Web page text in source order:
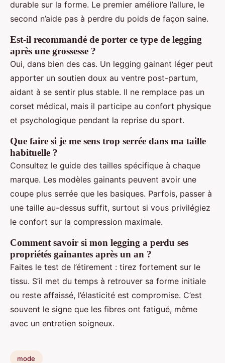
durable sur la forme. Le premier améliore l’allure, le
second n’aide pas à perdre du poids de façon saine.
Est-il recommandé de porter ce type de legging
après une grossesse ?
Oui, dans bien des cas. Un legging gainant léger peut
apporter un soutien doux au ventre post-partum,
aidant à se sentir plus stable. Il ne remplace pas un
corset médical, mais il participe au confort physique
et psychologique pendant la reprise du sport.
Que faire si je me sens trop serrée dans ma taille
habituelle ?
Consultez le guide des tailles spécifique à chaque
marque. Les modèles gainants peuvent avoir une
coupe plus serrée que les basiques. Parfois, passer à
une taille au-dessus suffit, surtout si vous privilégiez
le confort sur la compression maximale.
Comment savoir si mon legging a perdu ses
propriétés gainantes après un an ?
Faites le test de l’étirement : tirez fortement sur le
tissu. S’il met du temps à retrouver sa forme initiale
ou reste affaissé, l’élasticité est compromise. C’est
souvent le signe que les fibres ont fatigué, même
avec un entretien soigneux.
mode